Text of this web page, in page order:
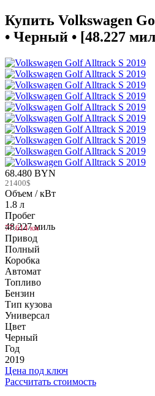
Купить Volkswagen
• Черный • [48.227
68.480 BYN
21400$
Объем / кВт
1.8 л
Пробег
48.227 миль
77.614 км
Привод
Полный
Коробка
Автомат
Топливо
Бензин
Тип кузова
Универсал
Цвет
Черный
Год
2019
Цена под ключ
Рассчитать стоимость